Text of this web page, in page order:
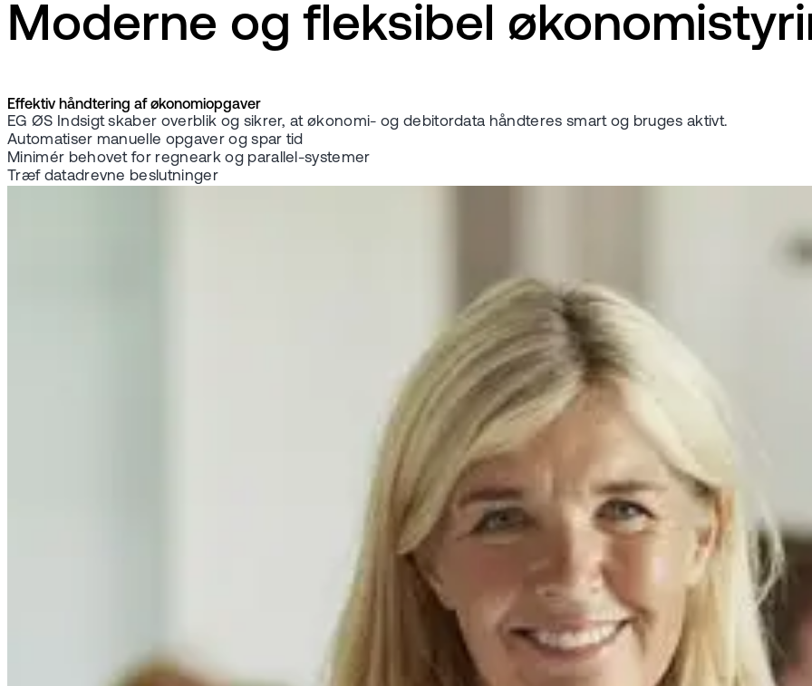
Moderne og fleksibel
Effektiv håndtering af økonomiopgaver
EG ØS Indsigt skaber overblik og sikrer, at økonomi- og debitordata håndteres smart og bruges aktivt.
Automatiser manuelle opgaver og spar tid
Minimér behovet for regneark og parallel-systemer
Træf datadrevne beslutninger